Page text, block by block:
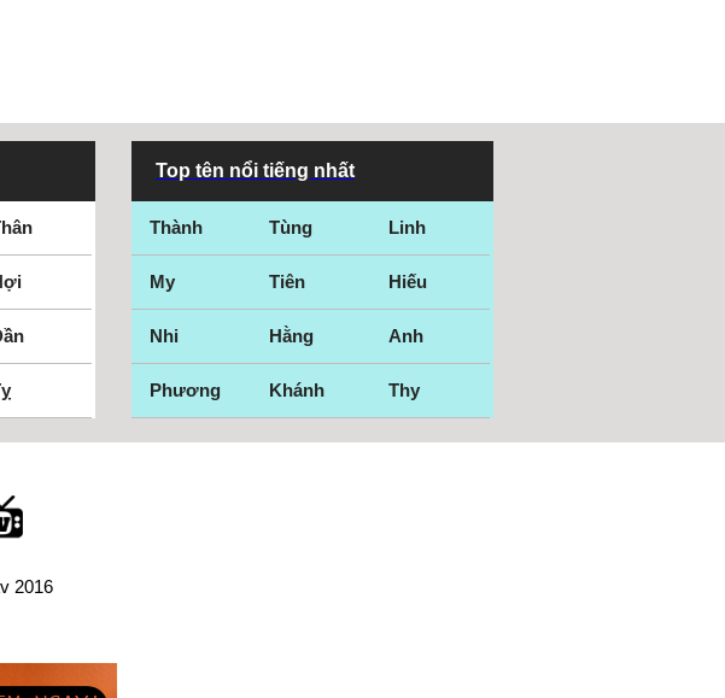
Top tên nổi tiếng nhất
Thành Tùng Linh
My Tiên Hiếu
Nhi Hằng Anh
Phương Khánh Thy
2016